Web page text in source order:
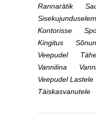
Rannarätik
Kontorisse
Kingitus
Veepudel
Vannilina
Veepudel Lastele
Täiskasvanutele